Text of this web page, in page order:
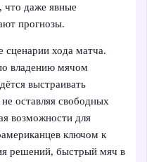
что даже явные
прогнозы.
хода матча.
владению мячом
выстраивать
оставляя свободных
возможности для
ключом к
решений, быстрый мяч в